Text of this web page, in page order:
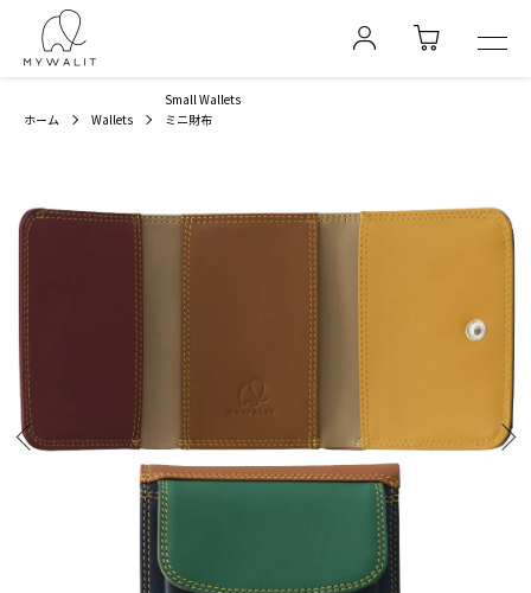
ホーム Wallets
Small Wallets
ミニ財布